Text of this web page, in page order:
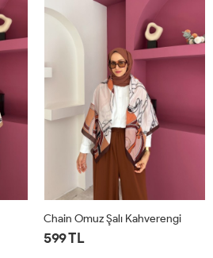
Chain Omuz Şalı Kahverengi
599 TL